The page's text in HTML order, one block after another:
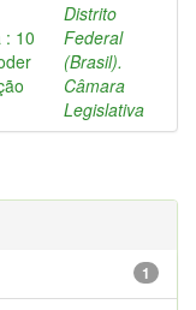
: 10
Distrito
Federal
(Brasil).
Câmara
Legislativa
1